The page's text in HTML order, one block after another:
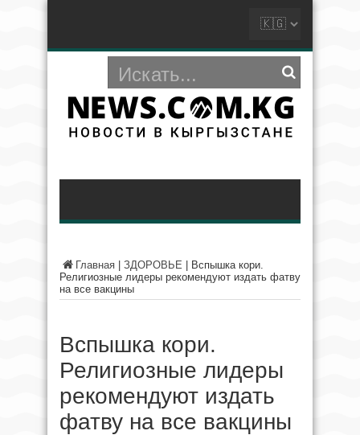
Главная ЗДОРОВЬЕ
Вспышка кори.
Религиозные лидеры рекомендуют издать фатву
на все вакцины
Вспышка кори.
Религиозные лидеры
рекомендуют издать
фатву на все вакцины